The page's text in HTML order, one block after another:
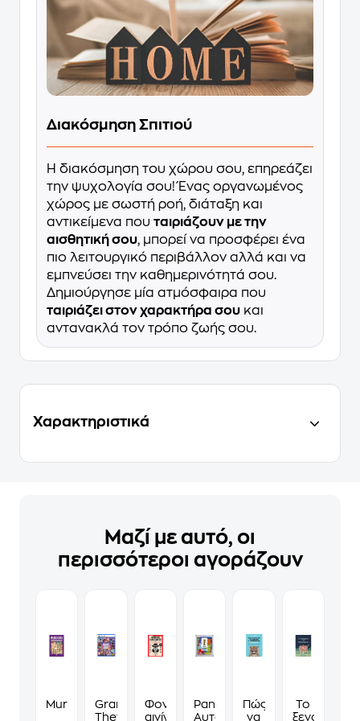
Διακόσμηση Σπιτιού
Η διακόσμηση του χώρου σου, επηρεάζει
την ψυχολογία σου! Ένας οργανωμένος
χώρος με σωστή ροή, διάταξη και
αντικείμενα που ταιριάζουν με την
αισθητική σου, μπορεί να προσφέρει ένα
πιο λειτουργικό περιβάλλον αλλά και να
εμπνεύσει την καθημερινότητά σου.
Δημιούργησε μία ατμόσφαιρα που
ταιριάζει στον χαρακτήρα σου και
αντανακλά τον τρόπο ζωής σου.
Χαρακτηριστικά
Μαζί με αυτό, οι
περισσότεροι αγοράζουν
MurdokuGrand
Theft
Φονικά
αινίγματα
Panini
Αυτοκόλλητα
Πώς
να
Το
ξενοδοχείο